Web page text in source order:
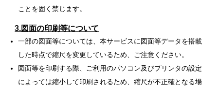
ことを固く禁じます。
3.図面の印刷等について
一部の図面等については、本サービスに図面等データを搭載
した時点で縮尺を変更しているため、ご注意ください。
図面等を印刷する際、ご利用のパソコン及びプリンタの設定
によっては縮小して印刷されるため、縮尺が不正確となる場